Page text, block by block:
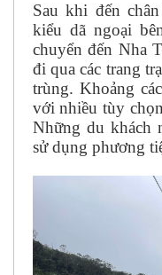
Sau khi đến
kiểu dã ngoại
chuyển đến Nha
đi qua các trang
trùng. Khoảng
với nhiều tùy
Những du khách
sử dụng phương